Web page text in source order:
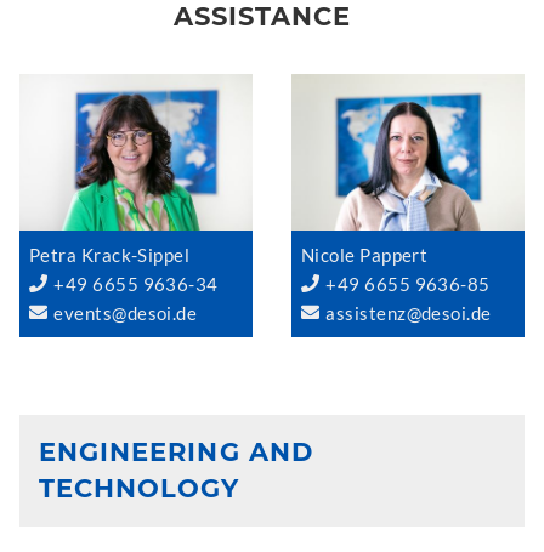
ASSISTANCE
Petra Krack-Sippel
+49 6655 9636-34
events@desoi.de
Nicole Pappert
+49 6655 9636-85
assistenz@desoi.de
ENGINEERING AND
TECHNOLOGY